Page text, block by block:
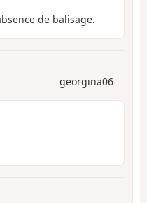
de balisage.
georgina06